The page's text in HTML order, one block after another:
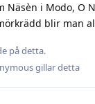
Näsèn i Modo, O
blir man
på detta.
gillar detta